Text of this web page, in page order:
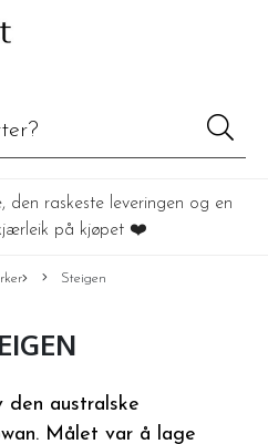
den raskeste leveringen og en
på kjøpet ❤️
Steigen
den australske
Målet var å lage